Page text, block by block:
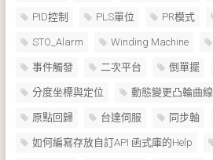
PID控制 PLS單位 PR模式
STO_Alarm Winding Machine
事件觸發 二次平台 倒單擺
分度坐標與定位 動態變更凸輪曲線
原點回歸 台達伺服 同步軸
如何編寫存放自訂API 函式庫的Help